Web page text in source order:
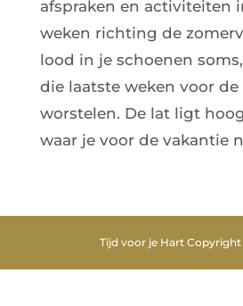
afspraken en activiteiten
weken richting de
lood in je schoenen
die laatste weken voor de
worstelen. De lat ligt
waar je voor de vakantie
Tijd voor je Hart Copyright